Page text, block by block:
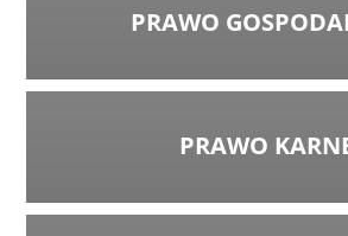
PRAWO
PRAWO